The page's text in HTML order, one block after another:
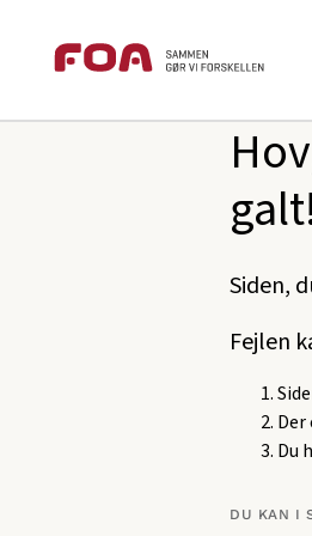
hovedindhold
hovedmenu
Siden,
Fejlen
Du
DU KAN I